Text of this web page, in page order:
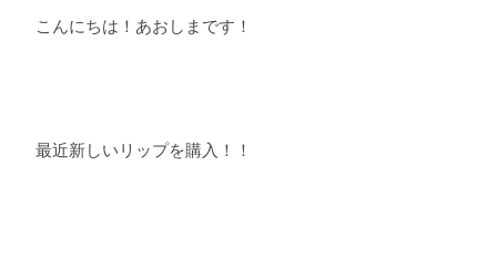
こんにちは！あおしまです！
最近新しいリップを購入！！